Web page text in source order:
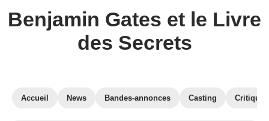
Benjamin Gates et le Livre
des Secrets
Accueil News Bandes-annonces Casting